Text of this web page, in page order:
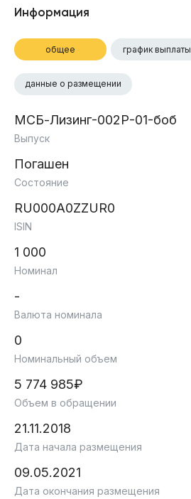
Информация
общее график выплаты
данные о размещении
МСБ-Лизинг-002Р-01-боб
Выпуск
Погашен
Состояние
RU000A0ZZUR0
ISIN
1 000
Номинал
-
Валюта номинала
0
Номинальный объем
5 774 985₽
Объем в обращении
21.11.2018
Дата начала размещения
09.05.2021
Дата окончания размещения